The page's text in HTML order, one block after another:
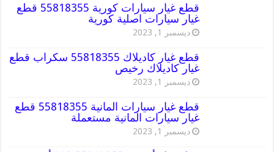
قطع غيار سيارات كورية 55818355 قطع
غيار سيارات اصلية كورية
ديسمبر 1, 2023
قطع غيار كاديلاك 55818355 سكراب قطع
غيار كاديلاك رخيص
ديسمبر 1, 2023
قطع غيار سيارات المانية 55818355 قطع
غيار سيارات المانية مستعملة
ديسمبر 1, 2023